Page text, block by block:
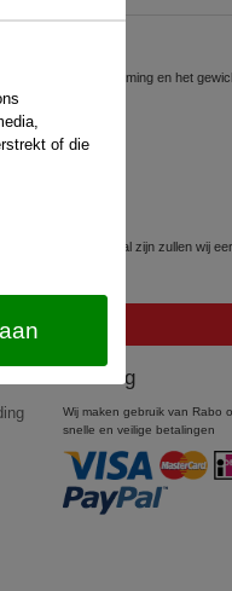
af van de bestemming en het
Mocht dit het geval zijn zullen wij
Betaling
Wij maken gebruik van Rabo
snelle en veilige betalingen
of die